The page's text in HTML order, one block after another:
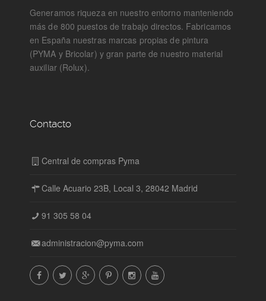
Generamos riqueza en nuestro entorno manteniendo
más de 800 puestos de trabajo directos. Fabricamos
en España nuestras marcas propias de pintura
(PYMA y Bricolar) y gran parte de nuestro material
auxiliar (Rolux).
Contacto
Central de compras Pyma
Calle Acuario 23B, Local 3, 28042 Madrid
91 305 58 04
administracion@pyma.com